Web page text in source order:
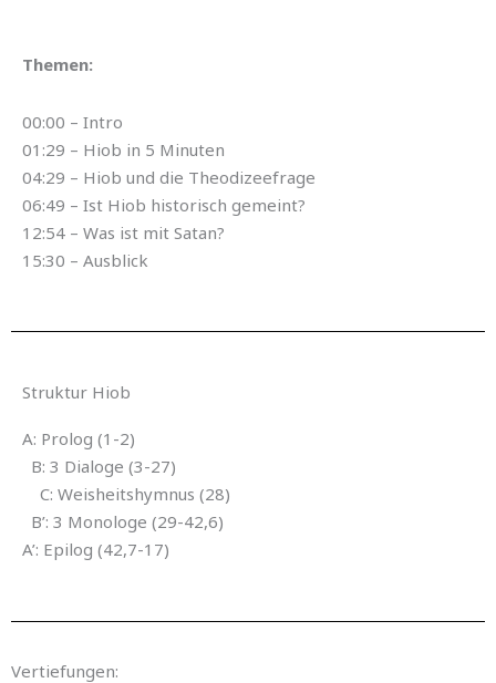
Themen:
00:00 – Intro
01:29 – Hiob in 5 Minuten
04:29 – Hiob und die Theodizeefrage
06:49 – Ist Hiob historisch gemeint?
12:54 – Was ist mit Satan?
15:30 – Ausblick
Struktur Hiob
A: Prolog (1-2)
B: 3 Dialoge (3-27)
C: Weisheitshymnus (28)
B’: 3 Monologe (29-42,6)
A’: Epilog (42,7-17)
Vertiefungen: